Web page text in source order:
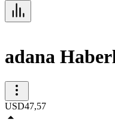
adana
USD47,57